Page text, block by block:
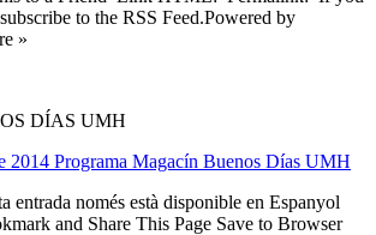
to the RSS Feed.Powered by
»
DÍAS UMH
2014 Programa Magacín Buenos Días UMH
entrada només està disponible en Espanyol
and Share This Page Save to Browser